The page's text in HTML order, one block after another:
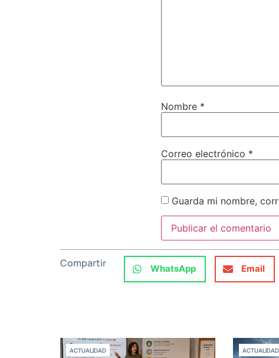
Nombre *
Correo electrónico *
Guarda mi nombre,
Compartir WhatsApp Email
ACTUALIDAD ACTUALIDAD